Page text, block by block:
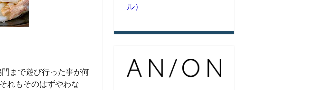
まで遊び行った事が何
れもそのはずやわな
ル）